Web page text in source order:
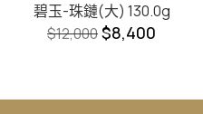
碧玉-珠鏈(大) 130.0g
$12,000$8,400